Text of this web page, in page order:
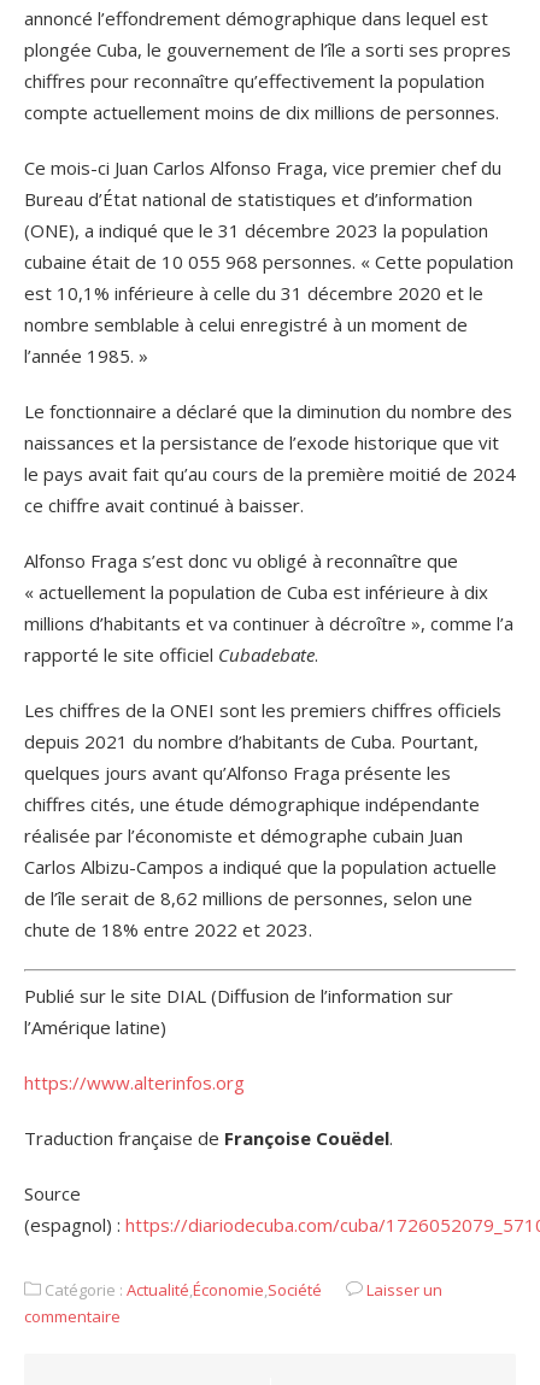
annoncé l’effondrement démographique dans lequel est
plongée Cuba, le gouvernement de l’île a sorti ses propres
chiffres pour reconnaître qu’effectivement la population
compte actuellement moins de dix millions de personnes.
Ce mois-ci Juan Carlos Alfonso Fraga, vice premier chef du
Bureau d’État national de statistiques et d’information
(ONE), a indiqué que le 31 décembre 2023 la population
cubaine était de 10 055 968 personnes. « Cette population
est 10,1% inférieure à celle du 31 décembre 2020 et le
nombre semblable à celui enregistré à un moment de
l’année 1985. »
Le fonctionnaire a déclaré que la diminution du nombre des
naissances et la persistance de l’exode historique que vit
le pays avait fait qu’au cours de la première moitié de 2024
ce chiffre avait continué à baisser.
Alfonso Fraga s’est donc vu obligé à reconnaître que
« actuellement la population de Cuba est inférieure à dix
millions d’habitants et va continuer à décroître », comme l’a
rapporté le site officiel Cubadebate.
Les chiffres de la ONEI sont les premiers chiffres officiels
depuis 2021 du nombre d’habitants de Cuba. Pourtant,
quelques jours avant qu’Alfonso Fraga présente les
chiffres cités, une étude démographique indépendante
réalisée par l’économiste et démographe cubain Juan
Carlos Albizu-Campos a indiqué que la population actuelle
de l’île serait de 8,62 millions de personnes, selon une
chute de 18% entre 2022 et 2023.
Publié sur le site DIAL (Diffusion de l’information sur
l’Amérique latine)
https://www.alterinfos.org
Traduction française de Françoise Couëdel.
Source
(espagnol) : https://diariodecuba.com/cuba/
Catégorie : Actualité,Économie,Société
Laisser un
commentaire